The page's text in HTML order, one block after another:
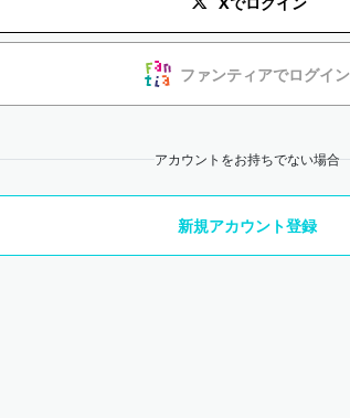
ファンティアでログイン
アカウントをお持ちでない場合
新規アカウント登録